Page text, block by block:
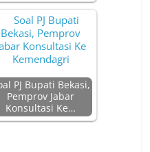
PJ Bupati Bekasi,
Pemprov Jabar
Konsultasi Ke…